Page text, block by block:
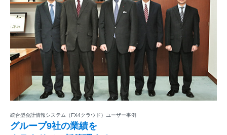
統合型会計情報システム（FX4クラウド）ユーザー事例
グループ9社の業績を